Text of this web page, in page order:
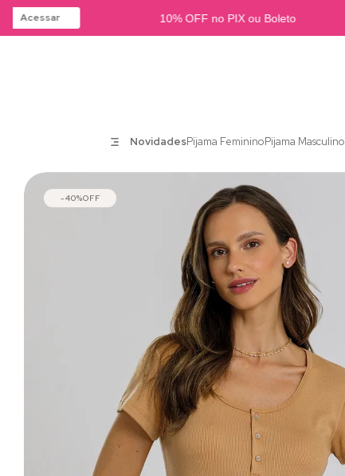
Acessar 10% OFF no PIX ou Boleto
NovidadesPijama FemininoPijama Masculino
40%OFF